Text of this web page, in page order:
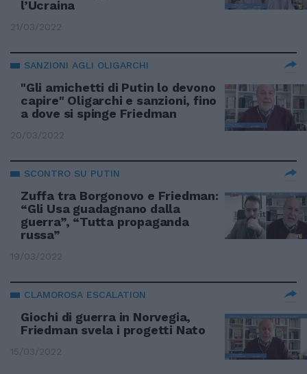
l’Ucraina
21/03/2022
SANZIONI AGLI OLIGARCHI
"Gli amichetti di Putin lo devono
capire" Oligarchi e sanzioni, fino
a dove si spinge Friedman
20/03/2022
SCONTRO SU PUTIN
Zuffa tra Borgonovo e Friedman:
“Gli Usa guadagnano dalla
guerra”, “Tutta propaganda
russa”
19/03/2022
CLAMOROSA ESCALATION
Giochi di guerra in Norvegia,
Friedman svela i progetti Nato
15/03/2022